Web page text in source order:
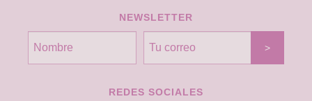
NEWSLETTER
REDES SOCIALES